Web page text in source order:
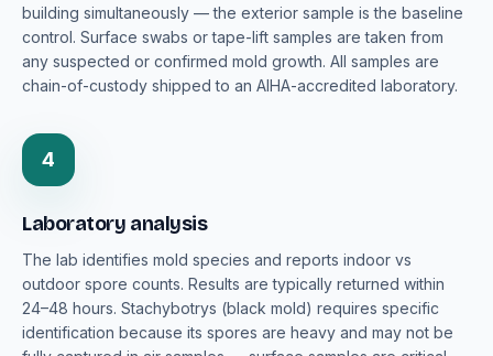
building simultaneously — the exterior sample is the baseline
control. Surface swabs or tape-lift samples are taken from
any suspected or confirmed mold growth. All samples are
chain-of-custody shipped to an AIHA-accredited laboratory.
4
Laboratory analysis
The lab identifies mold species and reports indoor vs
outdoor spore counts. Results are typically returned within
24–48 hours. Stachybotrys (black mold) requires specific
identification because its spores are heavy and may not be